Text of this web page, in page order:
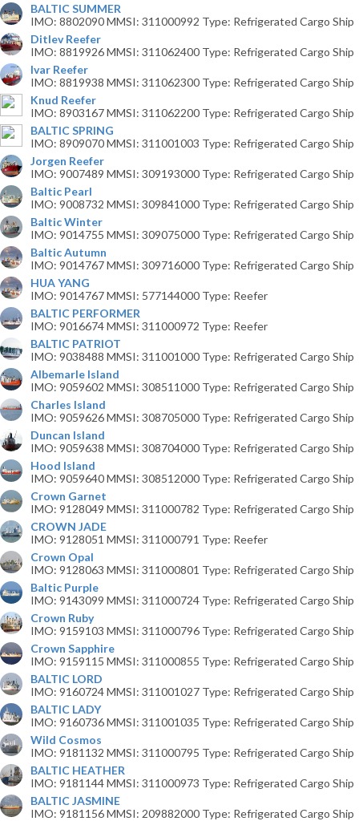
BALTIC SUMMER
IMO: 8802090 MMSI: 311000992 Type: Refrigerated Cargo Ship
Ditlev Reefer
IMO: 8819926 MMSI: 311062400 Type: Refrigerated Cargo Ship
Ivar Reefer
IMO: 8819938 MMSI: 311062300 Type: Refrigerated Cargo Ship
Knud Reefer
IMO: 8903167 MMSI: 311062200 Type: Refrigerated Cargo Ship
BALTIC SPRING
IMO: 8909070 MMSI: 311001003 Type: Refrigerated Cargo Ship
Jorgen Reefer
IMO: 9007489 MMSI: 309193000 Type: Refrigerated Cargo Ship
Baltic Pearl
IMO: 9008732 MMSI: 309841000 Type: Refrigerated Cargo Ship
Baltic Winter
IMO: 9014755 MMSI: 309075000 Type: Refrigerated Cargo Ship
Baltic Autumn
IMO: 9014767 MMSI: 309716000 Type: Refrigerated Cargo Ship
HUA YANG
IMO: 9014767 MMSI: 577144000 Type: Reefer
BALTIC PERFORMER
IMO: 9016674 MMSI: 311000972 Type: Reefer
BALTIC PATRIOT
IMO: 9038488 MMSI: 311001000 Type: Refrigerated Cargo Ship
Albemarle Island
IMO: 9059602 MMSI: 308511000 Type: Refrigerated Cargo Ship
Charles Island
IMO: 9059626 MMSI: 308705000 Type: Refrigerated Cargo Ship
Duncan Island
IMO: 9059638 MMSI: 308704000 Type: Refrigerated Cargo Ship
Hood Island
IMO: 9059640 MMSI: 308512000 Type: Refrigerated Cargo Ship
Crown Garnet
IMO: 9128049 MMSI: 311000782 Type: Refrigerated Cargo Ship
CROWN JADE
IMO: 9128051 MMSI: 311000791 Type: Reefer
Crown Opal
IMO: 9128063 MMSI: 311000801 Type: Refrigerated Cargo Ship
Baltic Purple
IMO: 9143099 MMSI: 311000724 Type: Refrigerated Cargo Ship
Crown Ruby
IMO: 9159103 MMSI: 311000796 Type: Refrigerated Cargo Ship
Crown Sapphire
IMO: 9159115 MMSI: 311000855 Type: Refrigerated Cargo Ship
BALTIC LORD
IMO: 9160724 MMSI: 311001027 Type: Refrigerated Cargo Ship
BALTIC LADY
IMO: 9160736 MMSI: 311001035 Type: Refrigerated Cargo Ship
Wild Cosmos
IMO: 9181132 MMSI: 311000795 Type: Refrigerated Cargo Ship
BALTIC HEATHER
IMO: 9181144 MMSI: 311000973 Type: Refrigerated Cargo Ship
BALTIC JASMINE
IMO: 9181156 MMSI: 209882000 Type: Refrigerated Cargo Ship